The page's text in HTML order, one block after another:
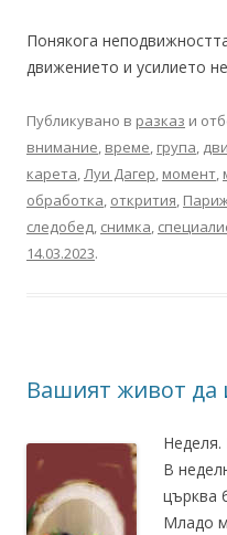
Понякога
движението и усилието
Публикувано в разказ и
внимание, време, група,
карета,Луи Дагер, момент,
обработка, открития,
следобед, снимка,
14.03.2023.
Вашият живот да
Неделя.
В
църква
Младо